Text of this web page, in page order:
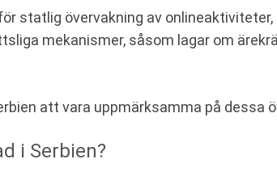
statlig övervakning av
mekanismer, såsom lagar om
att vara uppmärksamma på dessa
i Serbien?